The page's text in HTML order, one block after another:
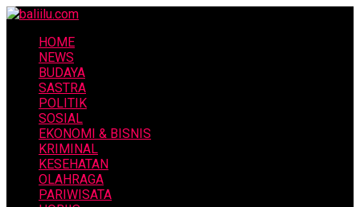
HOME
NEWS
BUDAYA
SASTRA
POLITIK
SOSIAL
EKONOMI & BISNIS
KRIMINAL
KESEHATAN
OLAHRAGA
PARIWISATA